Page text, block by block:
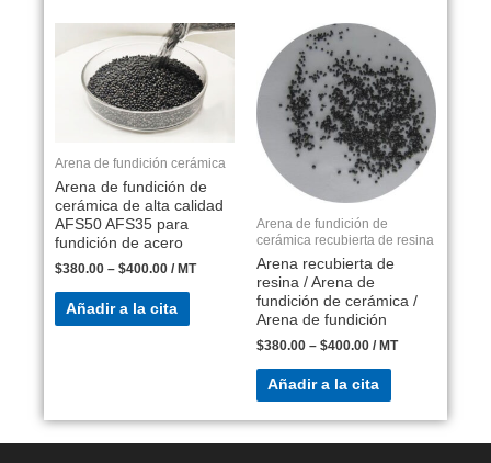
Arena de fundición cerámica
Arena de fundición de
cerámica de alta calidad
AFS50 AFS35 para
fundición de acero
$380.00 – $400.00 / MT
Añadir a la cita
Arena de fundición de
cerámica recubierta de resina
Arena recubierta de
resina / Arena de
fundición de cerámica /
Arena de fundición
$380.00 – $400.00 / MT
Añadir a la cita